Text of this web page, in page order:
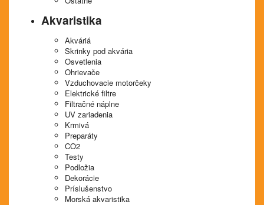
Akvaristika
Akváriá
Skrinky pod akvária
Osvetlenia
Ohrievače
Vzduchovacie motorčeky
Elektrické filtre
Filtračné náplne
UV zariadenia
Krmivá
Preparáty
CO2
Testy
Podložia
Dekorácie
Príslušenstvo
Morská akvaristika